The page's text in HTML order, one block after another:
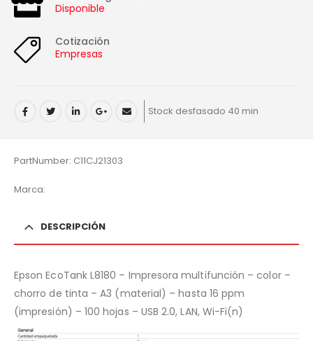
Disponible
Cotización
Empresas
Stock desfasado 40 min
PartNumber: C11CJ21303
Marca:
DESCRIPCIÓN
Epson EcoTank L8180 – Impresora multifunción – color –
chorro de tinta – A3 (material) – hasta 16 ppm
(impresión) – 100 hojas – USB 2.0, LAN, Wi-Fi(n)